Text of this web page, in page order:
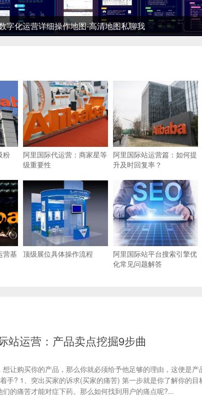
化运营详细操作地图-高清地图私聊我
粉
阿里国际代运营：商家星等
级重要性
阿里国际站运营篇：如何提
升及时回复率？
营基 顶级展位具体操作流程
阿里国际站平台搜索引擎优
化常见问题解答
站运营：产品卖点挖掘9步曲
让购买你的产品，那么你就必须给予他足够的理由，这便是
手? 1、突出买家的诉求(买家的痛苦) 第一步就是你了解你的
们的痛苦才能对症下药。那么如何找到用户的痛点呢?...